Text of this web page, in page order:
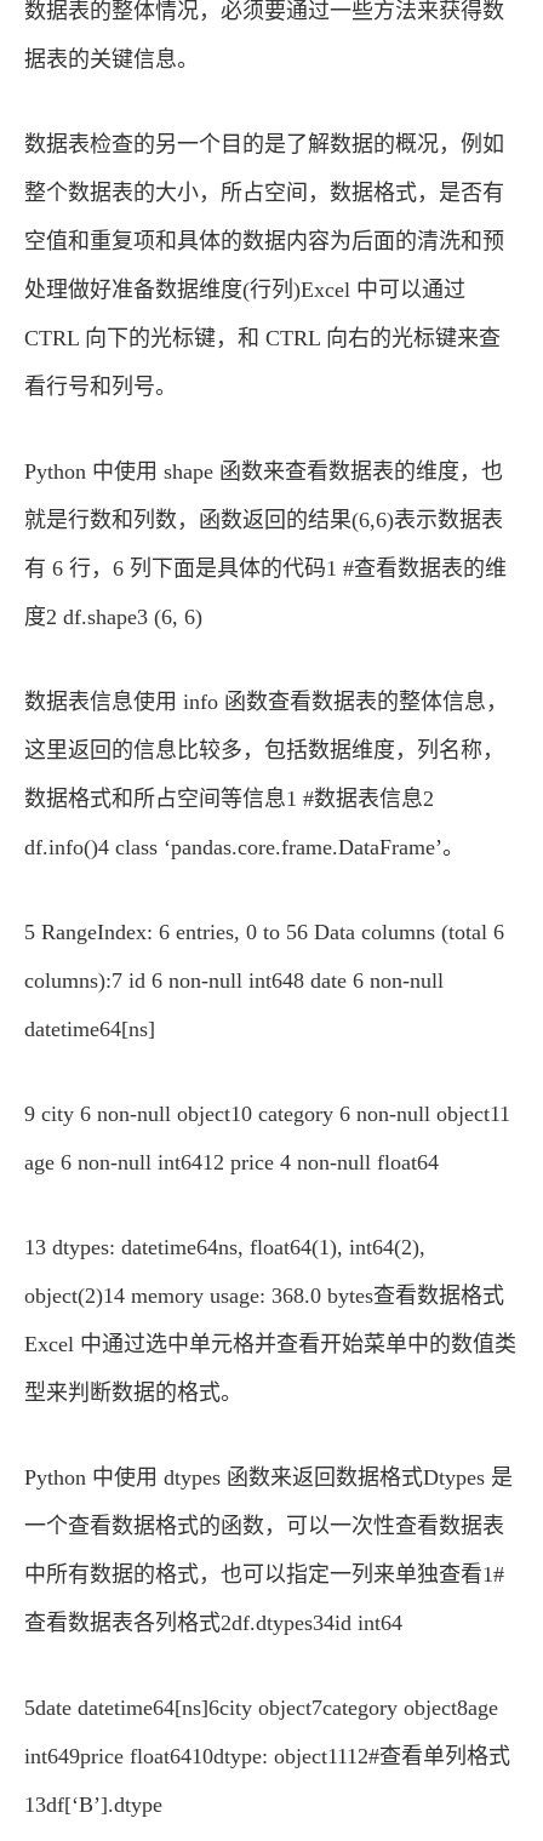
数据表的整体情况，必须要通过一些方法来获得数
据表的关键信息。
数据表检查的另一个目的是了解数据的概况，例如
整个数据表的大小，所占空间，数据格式，是否有
空值和重复项和具体的数据内容为后面的清洗和预
处理做好准备数据维度(行列)Excel 中可以通过
CTRL 向下的光标键，和 CTRL 向右的光标键来查
看行号和列号。
Python 中使用 shape 函数来查看数据表的维度，也
就是行数和列数，函数返回的结果(6,6)表示数据表
有 6 行，6 列下面是具体的代码1 #查看数据表的维
度2 df.shape3 (6, 6)
数据表信息使用 info 函数查看数据表的整体信息，
这里返回的信息比较多，包括数据维度，列名称，
数据格式和所占空间等信息1 #数据表信息2
df.info()4 class ‘pandas.core.frame.DataFrame’。
5 RangeIndex: 6 entries, 0 to 56 Data columns (total 6
columns):7 id 6 non-null int648 date 6 non-null
datetime64[ns]
9 city 6 non-null object10 category 6 non-null object11
age 6 non-null int6412 price 4 non-null float64
13 dtypes: datetime64ns, float64(1), int64(2),
object(2)14 memory usage: 368.0 bytes查看数据格式
Excel 中通过选中单元格并查看开始菜单中的数值类
型来判断数据的格式。
Python 中使用 dtypes 函数来返回数据格式Dtypes 是
一个查看数据格式的函数，可以一次性查看数据表
中所有数据的格式，也可以指定一列来单独查看1#
查看数据表各列格式2df.dtypes34id int64
5date datetime64[ns]6city object7category object8age
int649price float6410dtype: object1112#查看单列格式
13df[‘B’].dtype